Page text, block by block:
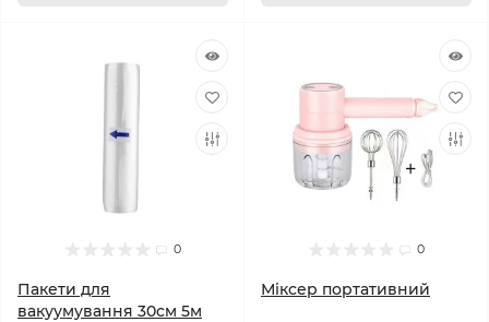
0
Пакети для
вакуумування 30см 5м
0
Міксер портативний